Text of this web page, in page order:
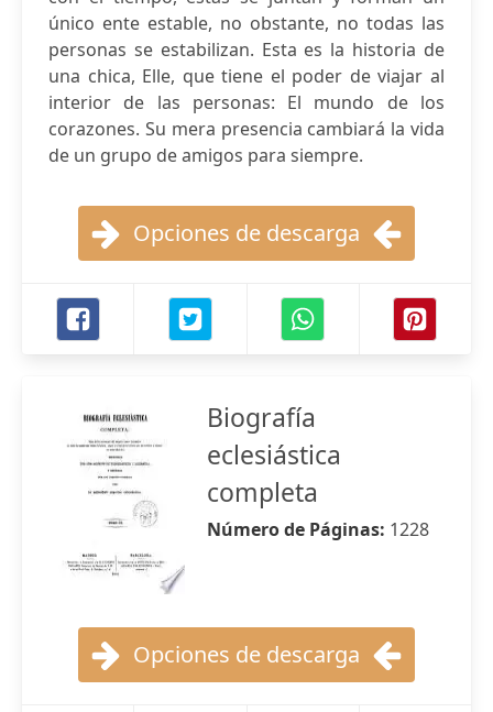
único ente estable, no obstante, no todas las
personas se estabilizan. Esta es la historia de
una chica, Elle, que tiene el poder de viajar al
interior de las personas: El mundo de los
corazones. Su mera presencia cambiará la vida
de un grupo de amigos para siempre.
Opciones de descarga
Biografía
eclesiástica
completa
Número de Páginas: 1228
Opciones de descarga